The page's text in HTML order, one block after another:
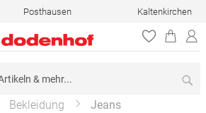
Posthausen Kaltenkirchen
Bekleidung Jeans